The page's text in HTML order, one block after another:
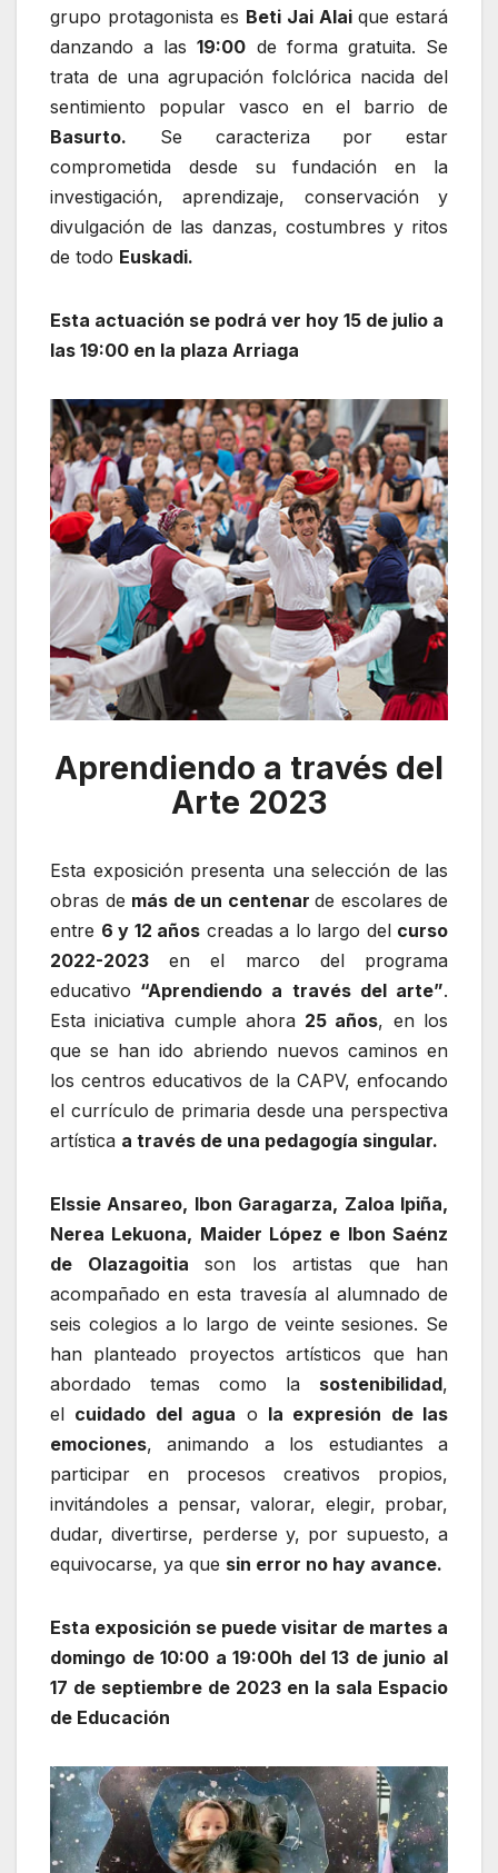
grupo protagonista es Beti Jai Alai que estará
danzando a las19:00 de forma gratuita. Se
trata de una agrupación folclórica nacida del
sentimiento popular vasco en el barrio de
Basurto. Se caracteriza por estar
comprometida desde su fundación en la
investigación, aprendizaje, conservación y
divulgación de las danzas, costumbres y ritos
de todo Euskadi.
Esta actuación se podrá ver hoy 15 de julio a
las 19:00 en la plaza Arriaga
Aprendiendo a través del
Arte 2023
Esta exposición presenta una selección de las
obras de más de un centenar de escolares de
entre 6 y 12 años creadas a lo largo del curso
2022-2023 en el marco del programa
educativo “Aprendiendo a través del arte”.
Esta iniciativa cumple ahora 25 años, en los
que se han ido abriendo nuevos caminos en
los centros educativos de la CAPV, enfocando
el currículo de primaria desde una perspectiva
artística a través de una pedagogía singular.
Elssie Ansareo, Ibon Garagarza, Zaloa Ipiña,
Nerea Lekuona, Maider López e Ibon Saénz
de Olazagoitia son los artistas que han
acompañado en esta travesía al alumnado de
seis colegios a lo largo de veinte sesiones. Se
han planteado proyectos artísticos que han
abordado temas como la sostenibilidad,
el cuidado del agua o la expresión de las
emociones, animando a los estudiantes a
participar en procesos creativos propios,
invitándoles a pensar, valorar, elegir, probar,
dudar, divertirse, perderse y, por supuesto, a
equivocarse, ya que sin error no hay avance.
Esta exposición se puede visitar de martes a
domingo de 10:00 a 19:00h del 13 de junio al
17 de septiembre de 2023 en la sala Espacio
de Educación